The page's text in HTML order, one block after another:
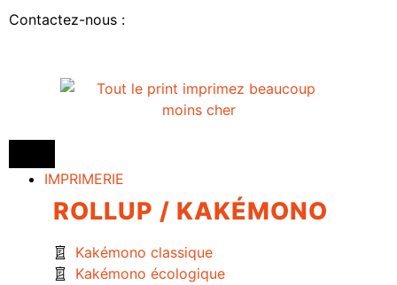
Contactez-nous :
IMPRIMERIE
ROLLUP / KAKÉMONO
Kakémono classique
Kakémono écologique